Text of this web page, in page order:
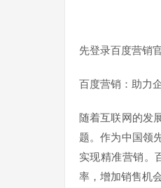
先登录百度营销
百度营销：助力
随着互联网的发
题。作为中国领
实现精准营销。
率，增加销售机会